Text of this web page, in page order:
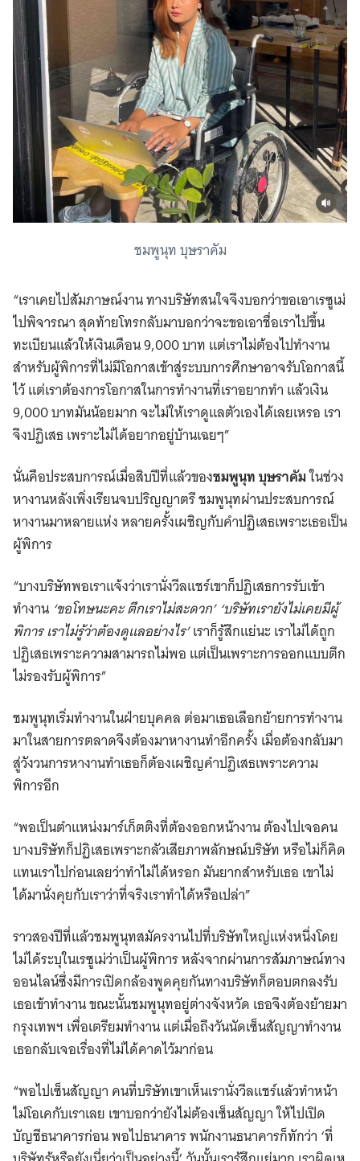
ชมพูนุท บุษราคัม
“เราเคยไปสัมภาษณ์งาน ทางบริษัทสนใจจึงบอกว่าขอเอาเรซูเม่
ไปพิจารณา สุดท้ายโทรกลับมาบอกว่าจะขอเอาชื่อเราไปขึ้น
ทะเบียนแล้วให้เงินเดือน 9,000 บาท แต่เราไม่ต้องไปทำงาน
สำหรับผู้พิการที่ไม่มีโอกาสเข้าสู่ระบบการศึกษาอาจรับโอกาสนี้
ไว้ แต่เราต้องการโอกาสในการทำงานที่เราอยากทำ แล้วเงิน
9,000 บาทมันน้อยมาก จะไม่ให้เราดูแลตัวเองได้เลยเหรอ เรา
จึงปฏิเสธ เพราะไม่ได้อยากอยู่บ้านเฉยๆ”
นั่นคือประสบการณ์เมื่อสิบปีที่แล้วของชมพูนุท บุษราคัมในช่วง
หางานหลังเพิ่งเรียนจบปริญญาตรี ชมพูนุทผ่านประสบการณ์
หางานมาหลายแห่ง หลายครั้งเผชิญกับคำปฏิเสธเพราะเธอเป็น
ผู้พิการ
“บางบริษัทพอเราแจ้งว่าเรานั่งวีลแชร์เขาก็ปฏิเสธการรับเข้า
ทำงาน ‘ขอโทษนะคะ ตึกเราไม่สะดวก’ ‘บริษัทเรายังไม่เคยมีผู้
พิการ เราไม่รู้ว่าต้องดูแลอย่างไร’เราก็รู้สึกแย่นะ เราไม่ได้ถูก
ปฏิเสธเพราะความสามารถไม่พอ แต่เป็นเพราะการออกแบบตึก
ไม่รองรับผู้พิการ”
ชมพูนุทเริ่มทำงานในฝ่ายบุคคล ต่อมาเธอเลือกย้ายการทำงาน
มาในสายการตลาดจึงต้องมาหางานทำอีกครั้ง เมื่อต้องกลับมา
สู่วังวนการหางานทำเธอก็ต้องเผชิญคำปฏิเสธเพราะความ
พิการอีก
“พอเป็นตำแหน่งมาร์เก็ตติงที่ต้องออกหน้างาน ต้องไปเจอคน
บางบริษัทก็ปฏิเสธเพราะกลัวเสียภาพลักษณ์บริษัท หรือไม่ก็คิด
แทนเราไปก่อนเลยว่าทําไม่ได้หรอก มันยากสําหรับเธอ เขาไม่
ได้มานั่งคุยกับเราว่าที่จริงเราทำได้หรือเปล่า”
ราวสองปีที่แล้วชมพูนุทสมัครงานไปที่บริษัทใหญ่แห่งหนึ่งโดย
ไม่ได้ระบุในเรซูเม่ว่าเป็นผู้พิการ หลังจากผ่านการสัมภาษณ์ทาง
ออนไลน์ซึ่งมีการเปิดกล้องพูดคุยกันทางบริษัทก็ตอบตกลงรับ
เธอเข้าทำงาน ขณะนั้นชมพูนุทอยู่ต่างจังหวัด เธอจึงต้องย้ายมา
กรุงเทพฯ เพื่อเตรียมทำงาน แต่เมื่อถึงวันนัดเซ็นสัญญาทำงาน
เธอกลับเจอเรื่องที่ไม่ได้คาดไว้มาก่อน
“พอไปเซ็นสัญญา คนที่บริษัทเขาเห็นเรานั่งวีลแชร์แล้วทำหน้า
ไม่โอเคกับเราเลย เขาบอกว่ายังไม่ต้องเซ็นสัญญา ให้ไปเปิด
บัญชีธนาคารก่อน พอไปธนาคาร พนักงานธนาคารก็ทักว่า ‘ที่